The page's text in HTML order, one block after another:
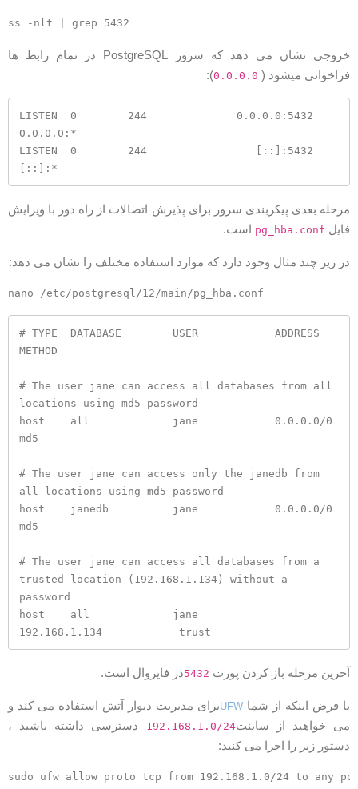
خروجی نشان می دهد که سرور PostgreSQL در تمام رابط ها
میشود ( 0.0.0.0
):
LISTEN  0        244              0.0.0.0:5432
0.0.0.0:*
LISTEN  0        244                 [::]:5432
[::]:*
بعدی پیکربندی سرور برای پذیرش اتصالات از راه دور با ویرایش
pg_hba.confاست.
زیر چند مثال وجود دارد که موارد استفاده مختلف را نشان می دهد:
# TYPE  DATABASE        USER            ADDRESS
METHOD
# The user jane can access all databases from all
locations using md5 password
host    all             jane            0.0.0.0/0
md5
# The user jane can access only the janedb from
all locations using md5 password
host    janedb          jane            0.0.0.0/0
md5
# The user jane can access all databases from a
trusted location (192.168.1.134) without a
password
host    all             jane
192.168.1.134            trust
مرحله باز کردن پورت5432در فایروال است.
فرض اینکه از شماUFWبرای مدیریت دیوار آتش استفاده می کند و
خواهید از سابنت192.168.1.0/24دسترسی داشته باشید ،
زیر را اجرا می کنید: